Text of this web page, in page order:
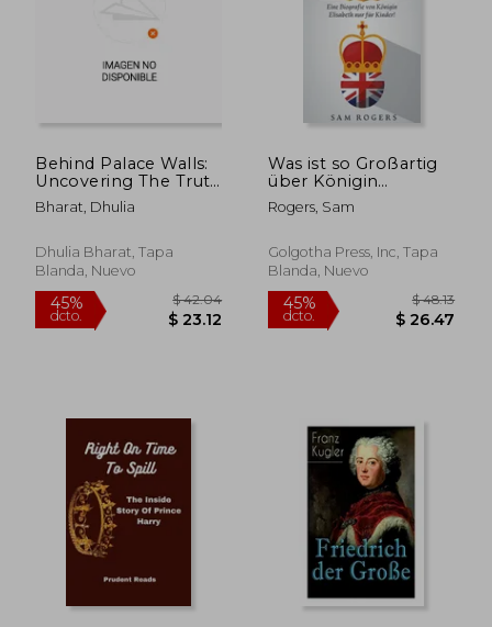
$ 47.58
Behind Palace Walls:
Uncovering The Truth
About British Royalty
(en Inglés)
Bharat, Dhulia
Dhulia Bharat, Tapa
Blanda, Nuevo
Was ist so Großartig
über Königin
Elisabeth I.?: Eine
Biografie von Königin
Kinder! (en Alemán)
Rogers, Sam
Golgotha Press, Inc, Tapa
Blanda, Nuevo